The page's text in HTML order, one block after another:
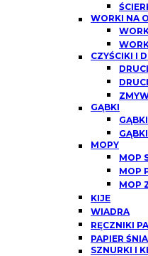
WORKI NA
CZYŚCIKI I
GĄBKI
MOPY
MOP
MOP
MOP
KIJE
WIADRA
RĘCZNIKI
PAPIER
SZNURKI I